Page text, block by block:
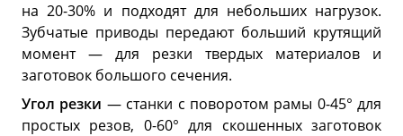
на 20-30% и подходят для небольших нагрузок.
Зубчатые приводы передают больший крутящий
момент — для резки твердых материалов и
заготовок большого сечения.
Угол резки — станки с поворотом рамы 0-45° для
простых резов, 0-60° для скошенных заготовок